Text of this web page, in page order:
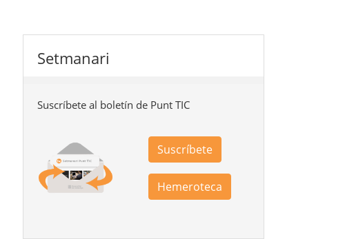
Setmanari
Suscríbete al boletín de Punt TIC
Suscríbete
Hemeroteca